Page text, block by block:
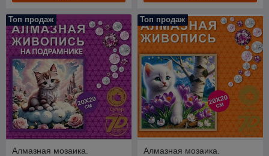
Топ продаж
Алмазная мозаика.
Топ продаж
Алмазная мозаика.